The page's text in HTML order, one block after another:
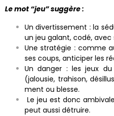
Le mot “jeu” suggère :
Un divertissement : la
un jeu galant, codé, avec
Une stratégie : comme
ses coups, anticiper les
Un danger : les jeux
(jalousie, trahison,
ment ou blesse.
Le jeu est donc
peut aussi détruire.